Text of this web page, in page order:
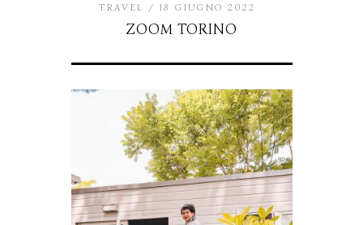
TRAVEL 18 GIUGNO 2022
ZOOM TORINO